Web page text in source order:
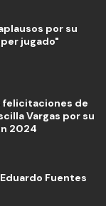
por su
jugado"
felicitaciones de
Vargas por su
2024
Fuentes